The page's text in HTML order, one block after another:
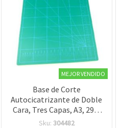
MEJOR VENDIDO
Base de Corte
Autocicatrizante de Doble
Cara, Tres Capas, A3, 29,7
x 42 x 0,2 cm para
Sku: 304482